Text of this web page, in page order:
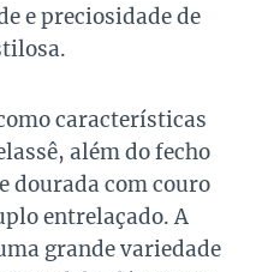
e preciosidade de
características
além do fecho
dourada com couro
entrelaçado. A
grande variedade